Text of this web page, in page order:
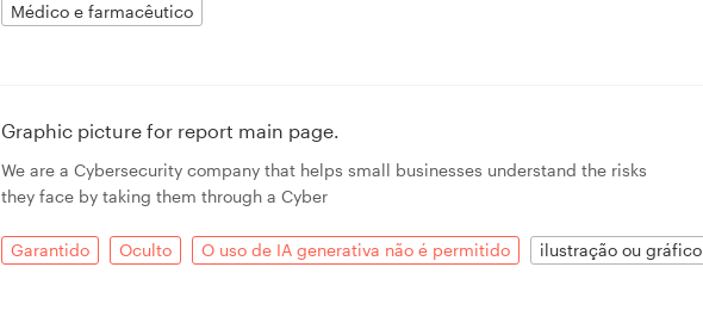
Médico e farmacêutico
Graphic picture for report main page.
We are a Cybersecurity company that helps small businesses understand the risks
they face by taking them through a Cyber
Garantido Oculto O uso de IA generativa não é permitido ilustração ou gráfico